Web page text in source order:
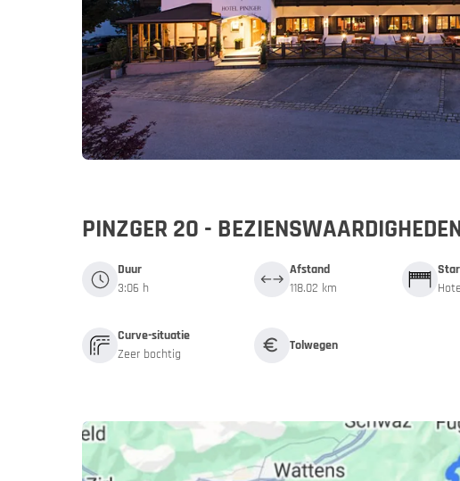
Duitsland
Duitsland
My MoHo-App
PINZGER 20 -
Duur
3:06 h
Afstand
118.02 km
Curve-situatie
Zeer bochtig
Tolwegen